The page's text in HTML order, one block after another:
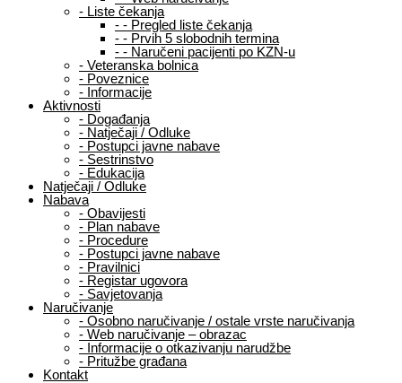
- Liste čekanja
- - Pregled liste čekanja
- - Prvih 5 slobodnih termina
- - Naručeni pacijenti po KZN-u
- Veteranska bolnica
- Poveznice
- Informacije
Aktivnosti
- Događanja
- Natječaji / Odluke
- Postupci javne nabave
- Sestrinstvo
- Edukacija
Natječaji / Odluke
Nabava
- Obavijesti
- Plan nabave
- Procedure
- Postupci javne nabave
- Pravilnici
- Registar ugovora
- Savjetovanja
Naručivanje
- Osobno naručivanje / ostale vrste naručivanja
- Web naručivanje – obrazac
- Informacije o otkazivanju narudžbe
- Pritužbe građana
Kontakt